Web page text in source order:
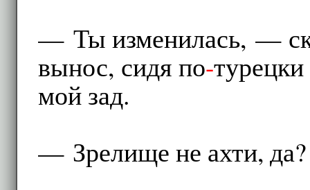
— Ты изменилась, —
вынос, сидя по-
мой зад.
— Зрелище не ахти,